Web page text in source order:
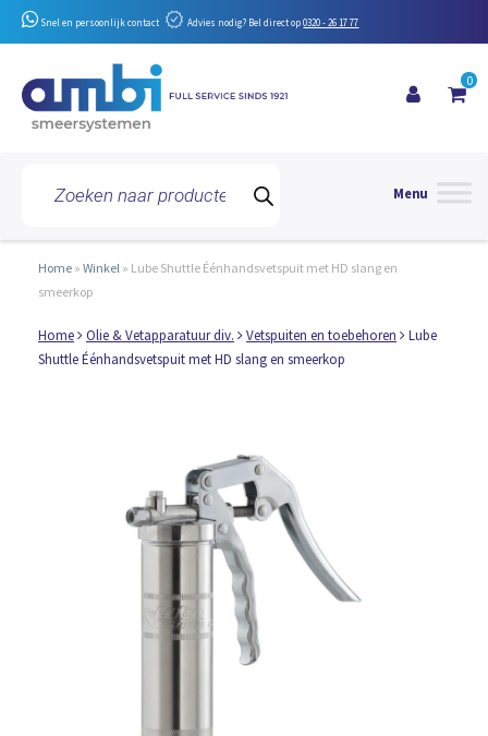
Snel en persoonlijk contact Advies nodig? Bel direct op0320 - 26 17 77
zoeken
0
Home » Winkel » Lube Shuttle Éénhandsvetspuit met HD slang en
smeerkop
Home Olie & Vetapparatuur div. Vetspuiten en toebehoren
Lube
Shuttle Éénhandsvetspuit met HD slang en smeerkop